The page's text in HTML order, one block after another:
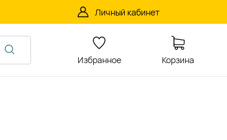
Личный кабинет
Избранное Корзина